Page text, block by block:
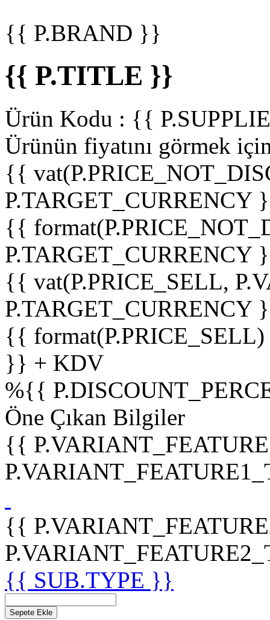
{{ P.BRAND }}
{{ P.TITLE }}
Ürün Kodu : {{
Ürünün fiyatını görmek
{{
P.TARGET_CURRENCY
{{
P.TARGET_CURRENCY
{{ vat(P.PRICE_SELL,
P.TARGET_CURRENCY
{{
}} + KDV
%{{
Öne Çıkan Bilgiler
{{
{{
{{ SUB.TYPE }}
Sepete Ekle